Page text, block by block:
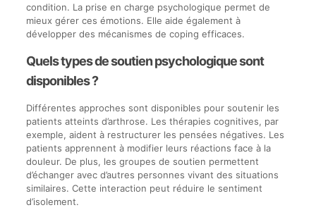
condition. La prise en charge psychologique permet de
mieux gérer ces émotions. Elle aide également à
développer des mécanismes de coping efficaces.
Quels types de soutien psychologique sont
disponibles ?
Différentes approches sont disponibles pour soutenir les
patients atteints d’arthrose. Les thérapies cognitives, par
exemple, aident à restructurer les pensées négatives. Les
patients apprennent à modifier leurs réactions face à la
douleur. De plus, les groupes de soutien permettent
d’échanger avec d’autres personnes vivant des situations
similaires. Cette interaction peut réduire le sentiment
d’isolement.